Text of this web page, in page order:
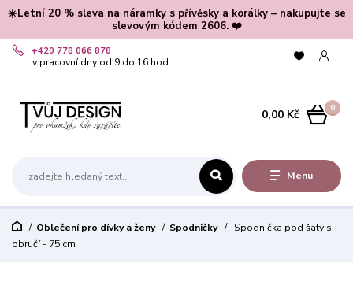
☀️Letní 20 % sleva na náramky s přívěsky a korálky – nakupujte se
slevovým kódem 2606. ❤️
Menu
+420 778 066 878
v pracovní dny od 9 do 16 hod.
0
0,00 Kč
Oblečení pro dívky a ženy Spodničky
Spodnička pod šaty s
obručí - 75 cm